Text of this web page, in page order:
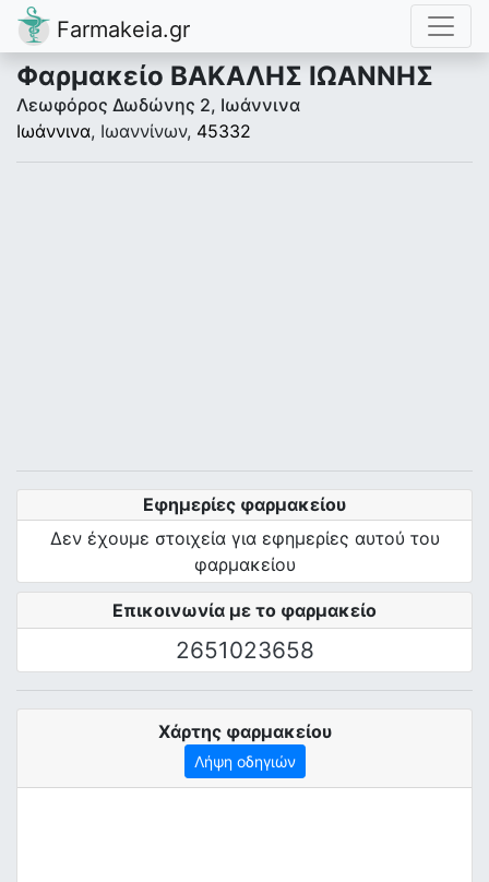
Farmakeia.gr
Φαρμακείο ΒΑΚΑΛΗΣ ΙΩΑΝΝΗΣ
Λεωφόρος Δωδώνης 2, Ιωάννινα
Ιωάννινα, Ιωαννίνων, 45332
Επικοινωνία με το φαρμακείο
2651023658
Εφημερίες φαρμακείου
Δεν έχουμε στοιχεία για εφημερίες αυτού του
φαρμακείου
Χάρτης φαρμακείου
Λήψη οδηγιών